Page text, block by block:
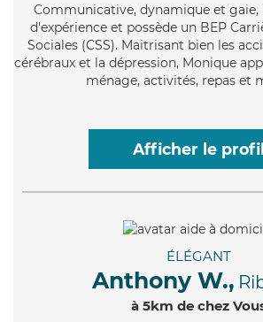
Communicative, dynamique et gaie,
d'expérience et possède un BEP
Sociales (CSS). Maitrisant bien les
cérébraux et la dépression, Monique
ménage, activités, repas et
Afficher le profil
ÉLÉGANT
Anthony W.,
à 5km de chez